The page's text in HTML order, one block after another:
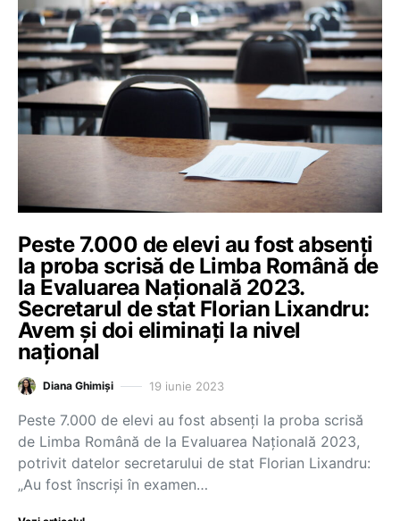
Peste 7.000 de elevi au fost absenți
la proba scrisă de Limba Română de
la Evaluarea Națională 2023.
Secretarul de stat Florian Lixandru:
Avem și doi eliminați la nivel
național
Diana Ghimiși 19 iunie 2023
Peste 7.000 de elevi au fost absenți la proba scrisă
de Limba Română de la Evaluarea Națională 2023,
potrivit datelor secretarului de stat Florian Lixandru:
„Au fost înscriși în examen…